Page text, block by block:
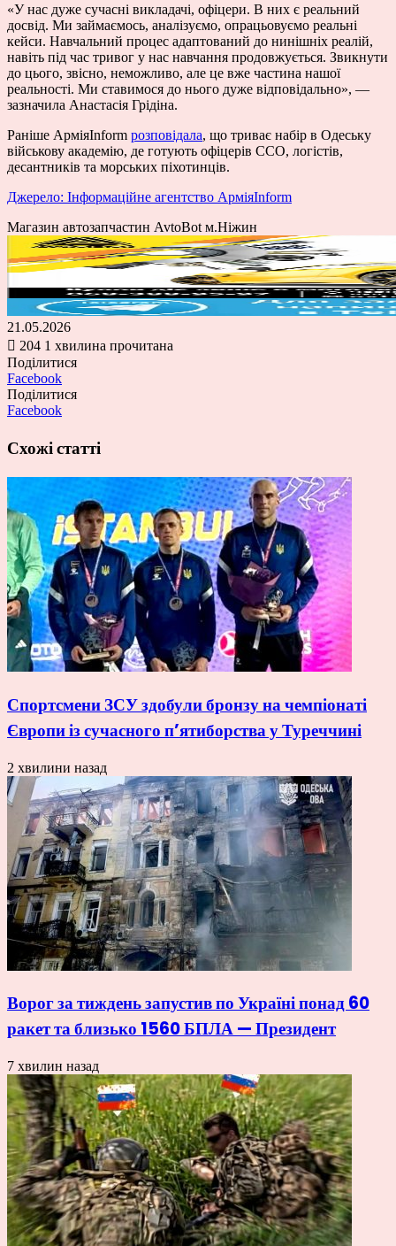
«У нас дуже сучасні викладачі, офіцери. В них є реальний
досвід. Ми займаємось, аналізуємо, опрацьовуємо реальні
кейси. Навчальний процес адаптований до нинішніх реалій,
навіть під час тривог у нас навчання продовжується. Звикнути
до цього, звісно, неможливо, але це вже частина нашої
реальності. Ми ставимося до нього дуже відповідально», —
зазначила Анастасія Грідіна.
Раніше АрміяInform розповідала, що триває набір в Одеську
військову академію, де готують офіцерів ССО, логістів,
десантників та морських піхотинців.
Джерело: Інформаційне агентство АрміяInform
Магазин автозапчастин AvtoBot м.Ніжин
21.05.2026
204 1 хвилина прочитана
Поділитися
Facebook
Поділитися
Facebook
Схожі статті
Спортсмени ЗСУ здобули бронзу на чемпіонаті
Європи із сучасного п’ятиборства у Туреччині
2 хвилини назад
Ворог за тиждень запустив по Україні понад 60
ракет та близько 1560 БПЛА — Президент
7 хвилин назад